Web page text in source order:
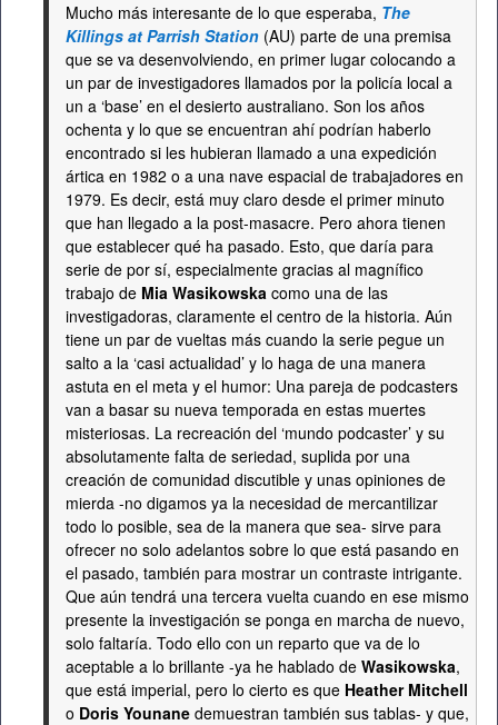
Mucho más interesante de lo que esperaba, The
Killings at Parrish Station (AU) parte de una premisa
que se va desenvolviendo, en primer lugar colocando a
un par de investigadores llamados por la policía local a
un a ‘base’ en el desierto australiano. Son los años
ochenta y lo que se encuentran ahí podrían haberlo
encontrado si les hubieran llamado a una expedición
ártica en 1982 o a una nave espacial de trabajadores en
1979. Es decir, está muy claro desde el primer minuto
que han llegado a la post-masacre. Pero ahora tienen
que establecer qué ha pasado. Esto, que daría para
serie de por sí, especialmente gracias al magnífico
trabajo de Mia Wasikowska como una de las
investigadoras, claramente el centro de la historia. Aún
tiene un par de vueltas más cuando la serie pegue un
salto a la ‘casi actualidad’ y lo haga de una manera
astuta en el meta y el humor: Una pareja de podcasters
van a basar su nueva temporada en estas muertes
misteriosas. La recreación del ‘mundo podcaster’ y su
absolutamente falta de seriedad, suplida por una
creación de comunidad discutible y unas opiniones de
mierda -no digamos ya la necesidad de mercantilizar
todo lo posible, sea de la manera que sea- sirve para
ofrecer no solo adelantos sobre lo que está pasando en
el pasado, también para mostrar un contraste intrigante.
Que aún tendrá una tercera vuelta cuando en ese mismo
presente la investigación se ponga en marcha de nuevo,
solo faltaría. Todo ello con un reparto que va de lo
aceptable a lo brillante -ya he hablado de Wasikowska,
que está imperial, pero lo cierto es que Heather Mitchell
o Doris Younane demuestran también sus tablas- y que,